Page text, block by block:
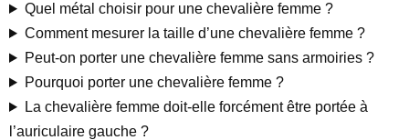
Quel métal choisir pour une chevalière femme ?
Comment mesurer la taille d’une chevalière femme ?
Peut-on porter une chevalière femme sans armoiries ?
Pourquoi porter une chevalière femme ?
La chevalière femme doit-elle forcément être portée à
l’auriculaire gauche ?